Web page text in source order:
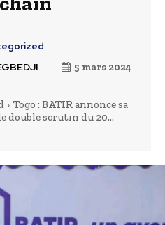
5 mars 2024
Togo : BATIR annonce sa
scrutin du 20...